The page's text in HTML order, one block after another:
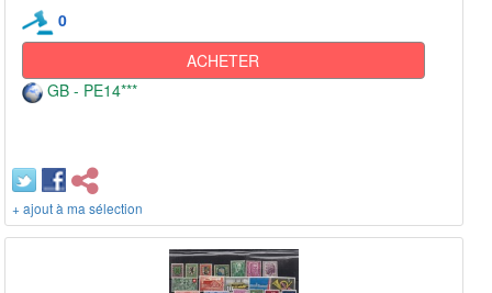
0
ACHETER
GB - PE14***
+ ajout à ma sélection